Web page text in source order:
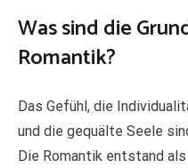
Was sind die
Romantik?
Das Gefühl, die
und die gequälte Seele
Die Romantik entstand